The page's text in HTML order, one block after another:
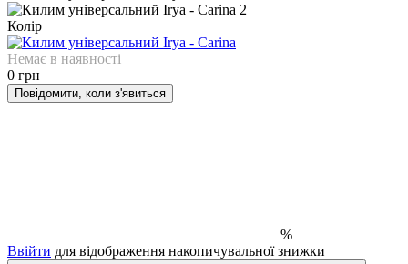
Колір
Немає в наявності
0 грн
Повідомити, коли з'явиться
%
Ввійти для відображення накопичувальної знижки